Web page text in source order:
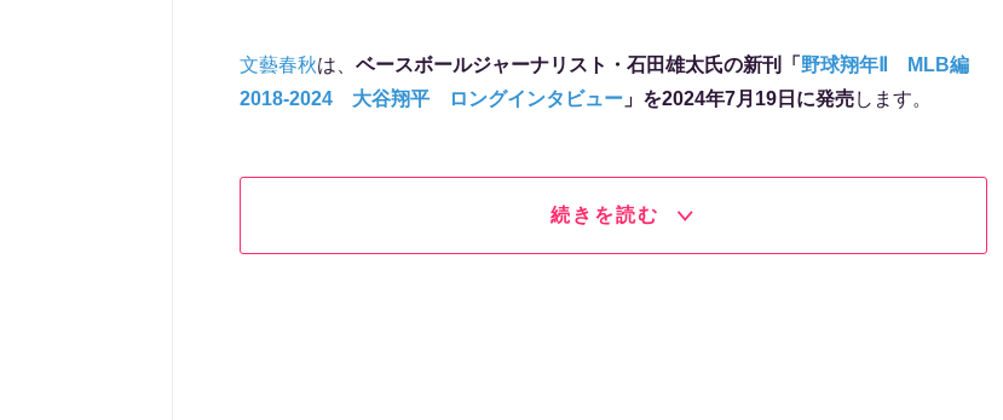
文藝春秋は、 ベースボールジャーナリスト・石田雄太氏の新刊「 野球翔年Ⅱ MLB編
2018-2024 大谷翔平 ロングインタビュー 」を2024年7月19日に発売します。
続きを読む